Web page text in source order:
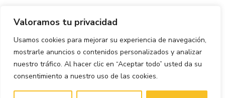
Valoramos tu privacidad
Usamos cookies para mejorar su experiencia de navegación,
mostrarle anuncios o contenidos personalizados y analizar
nuestro tráfico. Al hacer clic en “Aceptar todo” usted da su
consentimiento a nuestro uso de las cookies.